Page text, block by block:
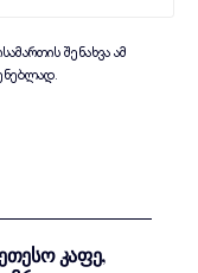
შენახვა ამ
კაფე,